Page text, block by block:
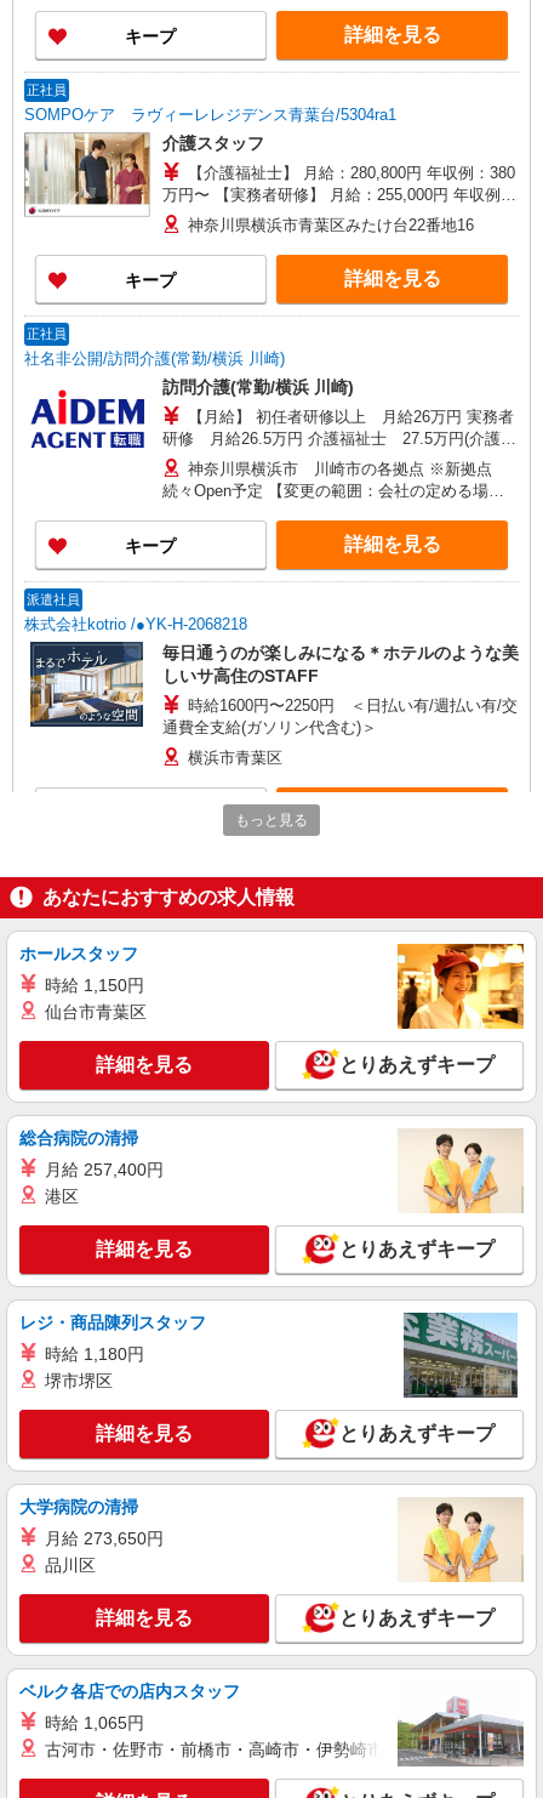
キープ 詳細を見る
正社員
SOMPOケア ラヴィーレレジデンス青葉台/5304ra1
介護スタッフ
【介護福祉士】 月給：280,800円 年収例：380
万円〜 【実務者研修】 月給：255,000円 年収例：
346万円〜 【初任者研修】 月給：245,300円 年収
例：340万円〜 ※職務手当、働きがい向上手当、
日祝手当（月平均2回分）、夜勤手当（月平均5回
分）等、毎月平均的に支払われる手当を含みま
す。 ※介護福祉士のみ、特別職務手当も含む ◎残
与 基本給2.08ヶ月分/年支給
神奈川県横浜市青葉区みたけ台22番地16
キープ 詳細を見る
正社員
社名非公開/訪問介護(常勤/横浜 川崎)
訪問介護(常勤/横浜 川崎)
【月給】 初任者研修以上 月給26万円 実務者
研修 月給26.5万円 介護福祉士 27.5万円(介護福
祉士資格手当含む) ※上記金額には30時間分の固
定残業代（36,000円）が含まれています。 30時間
以上残業した場合は、別途残業手当を支給しま
す。 【年収例】 3,720,000円 / 入社2年目・常勤ヘ
ルパー 4,480,000円 / 入社3年目・サービス提供責
任者 5,200,000円 / 入社3年目・管理者
神奈川県横浜市 川崎市の各拠点 ※新拠点
続々Open予定 【変更の範囲：会社の定める場
キープ 詳細を見る
派遣社員
株式会社kotrio /●YK-H-2068218
毎日通うのが楽しみになる＊ホテルのような美
しいサ高住のSTAFF
時給1600円〜2250円 ＜日払い有/週払い有/交
通費全支給(ガソリン代含む)＞
横浜市青葉区
株式会社kotrio /●YK-H-1955338
江田駅｜日払いOK！日収1.2万円超え×サ高住
時給1600円〜2250円 ＜日払い有/週払い有/交
キープ 詳細を見る
アルバイト パート
日研トータルソーシング株式会社 メディカルケア事業部/町田オフィ
ス
時給1,500円〜1,750円 ★週払いOK（規定あ
り） ※給与幅は経験・能力による
神奈川県横浜市青葉区 【最寄駅】恩田駅 ★勤
務地は3000ヶ所以上★ 自宅から通いやすいエリア
など、お好きな勤務地をお選び下さい！！
キープ 詳細を見る
株式会社ブレイブ（マイナビグループ）/MDT14
介護スタッフ ◆デイサービス、サービス付き
高齢者向け住宅、グループホームなど様々な勤
未経験：時給1600〜1800円（資格・経験によ
る） 経験者：時給1800〜2000円（資格・経験によ
日）＝35万2000円 ◆昇給あり ◆支払い方法 ※日
払い/週払い/月払い対応も可能です。詳しくは面談
時にご相談ください。 ◆交通費：別途全額支給 ※
当社規定あり
ざみ野駅」 ◆東急田園都市線「青葉台駅」 ◆東急
田園都市線「市が尾駅」 ★その他、近隣に多数勤
務地あります！
キープ 詳細を見る
派遣社員
株式会社kotrio /●YK-H-2067648
向かう先は笑顔の待つ場所！デイサービスのサ
ポート＆送迎STAFF
もっと見る
あなたにおすすめの求人情報
ホールスタッフ
時給 1,150円
仙台市青葉区
詳細を見る とりあえずキープ
総合病院の清掃
月給 257,400円
港区
詳細を見る とりあえずキープ
レジ・商品陳列スタッフ
時給 1,180円
堺市堺区
詳細を見る とりあえずキープ
大学病院の清掃
月給 273,650円
品川区
詳細を見る とりあえずキープ
ベルク各店での店内スタッフ
時給 1,065円
古河市・佐野市・前橋市・高崎市・伊勢崎市・太田市・館林市